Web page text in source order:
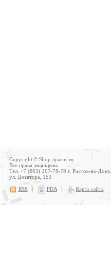
Copyright © Shop.itparus.ru.
Все права защищены.
Тел. +7 (863) 207-78-78 г. Ростов-на-Дону,
ул. Доватора, 153
RSS | PDA | Карта сайта